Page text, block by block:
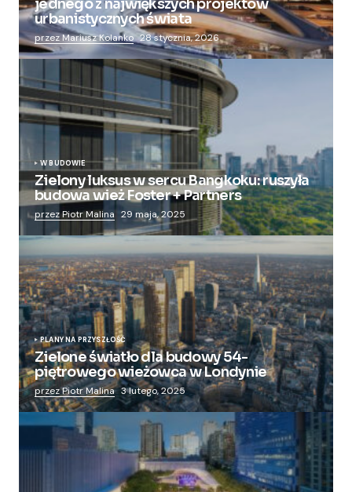
jednego z największych projektów
urbanistycznych świata
przez Mariusz Kolanko 28 stycznia, 2026
W BUDOWIE
Zielony luksus w sercu Bangkoku: ruszyła
budowa wież Foster + Partners
przez Piotr Malina 29 maja, 2025
PLANY NA PRZYSZŁOŚĆ
Zielone światło dla budowy 54-
piętrowego wieżowca w Londynie
przez Piotr Malina 3 lutego, 2025